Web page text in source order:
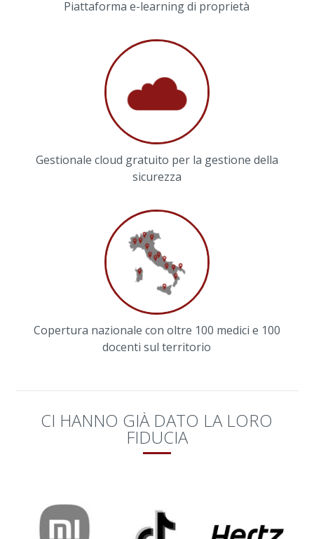
Piattaforma e-learning di proprietà
Gestionale cloud gratuito per la gestione della
sicurezza
Copertura nazionale con oltre 100 medici e 100
docenti sul territorio
CI HANNO GIÀ DATO LA LORO
FIDUCIA